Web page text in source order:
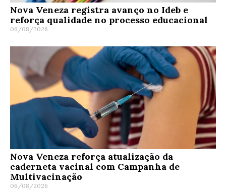
Nova Veneza registra avanço no Ideb e
reforça qualidade no processo educacional
06/08/2026
Nova Veneza reforça atualização da
caderneta vacinal com Campanha de
Multivacinação
06/08/2026